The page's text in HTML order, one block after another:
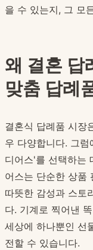
을 수 있는지, 그 모
왜 결혼 답
맞춤 답례
결혼식 답례품 시장
우 다양합니다. 그
디어스'를 선택하는
어스는 단순한 상품
따뜻한 감성과 스토
다. 기계로 찍어낸
세상에 하나뿐인 선
전할 수 있습니다.